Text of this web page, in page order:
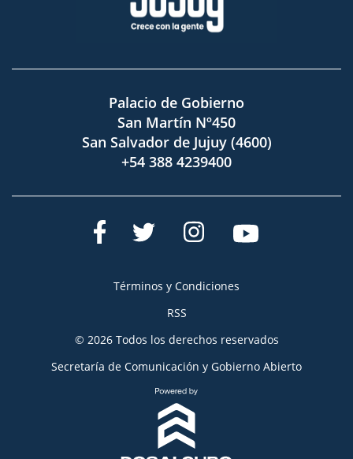
Palacio de Gobierno
San Martín Nº450
San Salvador de Jujuy (4600)
+54 388 4239400
Términos y Condiciones
RSS
© 2026 Todos los derechos reservados
Secretaría de Comunicación y Gobierno Abierto